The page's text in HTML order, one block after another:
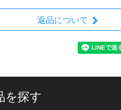
返品について
を探す